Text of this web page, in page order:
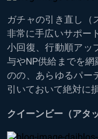
ガチャの引き直し（
非常に手広いサポー
小回復、行動順アッ
与やNP供給までを
のの、あらゆるパー
引いておいて絶対に
クイーンビー（アタ